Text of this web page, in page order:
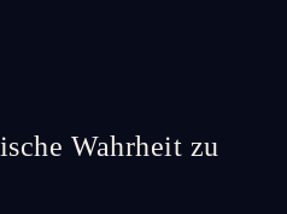
Wahrheit zu